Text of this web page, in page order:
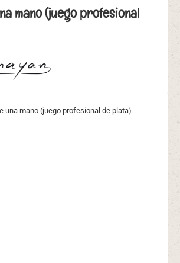
mano (juego profesional